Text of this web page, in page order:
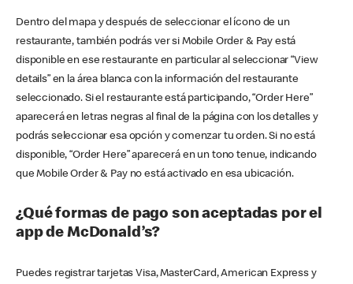
Dentro del mapa y después de seleccionar el ícono de un
restaurante, también podrás ver si Mobile Order & Pay está
disponible en ese restaurante en particular al seleccionar “View
details” en la área blanca con la información del restaurante
seleccionado. Si el restaurante está participando, “Order Here”
aparecerá en letras negras al final de la página con los detalles y
podrás seleccionar esa opción y comenzar tu orden. Si no está
disponible, “Order Here” aparecerá en un tono tenue, indicando
que Mobile Order & Pay no está activado en esa ubicación.
¿Qué formas de pago son aceptadas por el
app de McDonald’s?
Puedes registrar tarjetas Visa, MasterCard, American Express y